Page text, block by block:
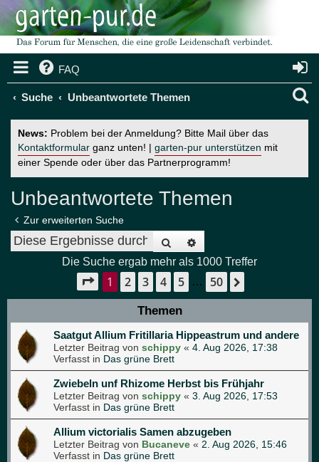
FAQ
Suche Unbeantwortete Themen
News: Problem bei der Anmeldung? Bitte Mail über das
Kontaktformular ganz unten! | garten-pur unterstützen mit
einer Spende oder über das Partnerprogramm!
Unbeantwortete Themen
Zur erweiterten Suche
Suche
Die Suche ergab mehr als 1000 Treffer
Seite 1von 50
1 2 3 4 5 … 50
Themen
Saatgut Allium Fritillaria Hippeastrum und andere
Letzter Beitrag von schippy « 4. Aug 2026, 17:38
Verfasst in Das grüne Brett
Zwiebeln unf Rhizome Herbst bis Frühjahr
Letzter Beitrag von schippy « 3. Aug 2026, 17:53
Verfasst in Das grüne Brett
Allium victorialis Samen abzugeben
Letzter Beitrag von Bucaneve « 2. Aug 2026, 15:46
Verfasst in Das grüne Brett